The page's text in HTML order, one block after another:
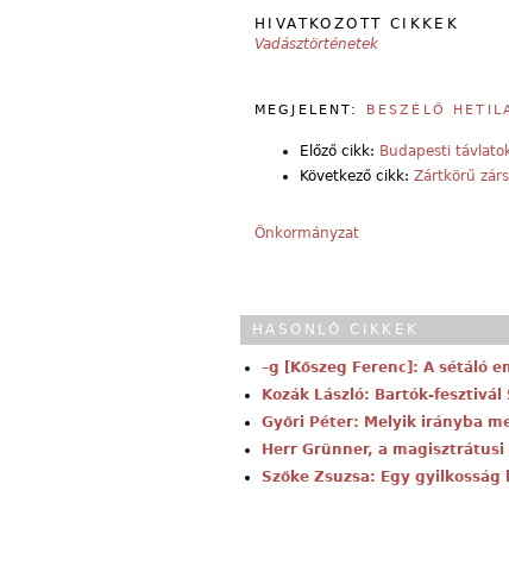
HIVATKOZOTT CIKKEK
Vadásztörténetek
MEGJELENT: BESZÉLŐ
Előző cikk: Budapesti
Következő cikk: Zártkörű
Önkormányzat
HASONLÓ CIKKEK
–g [Kőszeg Ferenc]: A sétáló
Kozák László: Bartók-fesztivál
Győri Péter: Melyik irányba
Herr Grünner, a magisztrátusi
Szőke Zsuzsa: Egy gyilkosság